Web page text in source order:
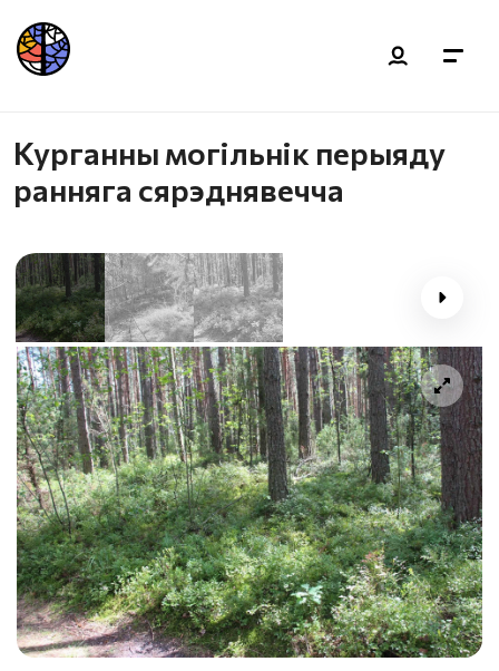
Курганны могільнік перыяду
ранняга сярэднявечча